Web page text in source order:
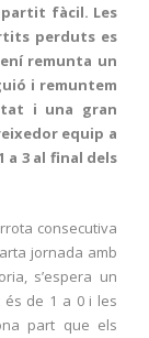
fàcil. Les
perduts es
remunta un
i remuntem
i una gran
equip a
a 3 al final dels
consecutiva
jornada amb
s’espera un
de 1 a 0 i les
part que els